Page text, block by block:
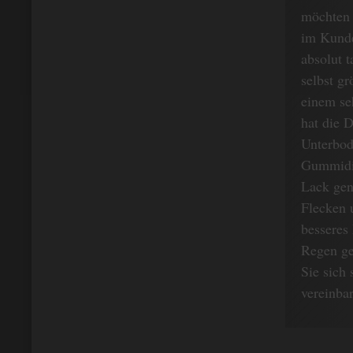
im
absolut
selbst
einem
hat die
Lack
Flecken
Regen
Sie sich